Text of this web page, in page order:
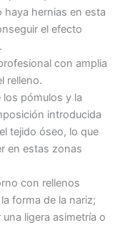
hernias en esta
el efecto
con amplia
relleno.
los pómulos y la
introducida
tejido óseo, lo que
en estas zonas
con rellenos
forma de la nariz;
ligera asimetría o